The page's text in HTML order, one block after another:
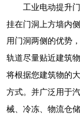
工业电动提升
挂在门洞上方墙内
用门洞两侧的优势
轨道尽量贴近建筑
将根据您建筑物的
方式。并广泛用于
械、冷冻、物流仓